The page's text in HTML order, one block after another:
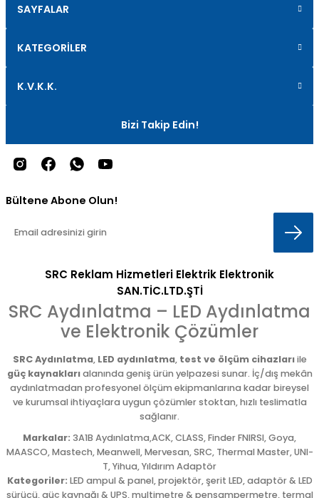
SAYFALAR
KATEGORİLER
K.V.K.K.
Bizi Takip Edin!
Bültene Abone Olun!
SRC Reklam Hizmetleri Elektrik Elektronik
SAN.TİC.LTD.ŞTİ
SRC Aydınlatma – LED Aydınlatma
ve Elektronik Çözümler
SRC Aydınlatma, LED aydınlatma, test ve ölçüm cihazlarıile
güç kaynaklarıalanında geniş ürün yelpazesi sunar. İç/dış mekân
aydınlatmadan profesyonel ölçüm ekipmanlarına kadar bireysel
ve kurumsal ihtiyaçlara uygun çözümler stoktan, hızlı teslimatla
sağlanır.
Markalar: 3A1B Aydınlatma,ACK, CLASS, Finder FNIRSI, Goya,
MAASCO, Mastech, Meanwell, Mervesan, SRC, Thermal Master, UNI-
T, Yihua, Yıldırım Adaptör
Kategoriler: LED ampul & panel, projektör, şerit LED, adaptör & LED
sürücü, güç kaynağı & UPS, multimetre & pensampermetre, termal